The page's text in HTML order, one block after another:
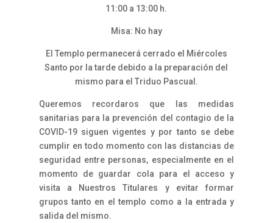
11:00 a 13:00 h.
Misa: No hay
El Templo permanecerá cerrado el Miércoles
Santo por la tarde debido a la preparación del
mismo para el Triduo Pascual.
Queremos recordaros que las medidas
sanitarias para la prevención del contagio de la
COVID-19 siguen vigentes y por tanto se debe
cumplir en todo momento con las distancias de
seguridad entre personas, especialmente en el
momento de guardar cola para el acceso y
visita a Nuestros Titulares y evitar formar
grupos tanto en el templo como a la entrada y
salida del mismo.